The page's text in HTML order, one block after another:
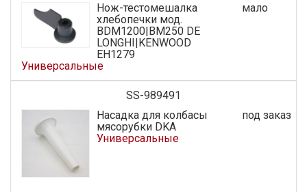
Нож-тестомешалка
хлебопечки мод.
BDM1200|BM250 DE
LONGHI|KENWOOD
EH1279
Универсальные
мало
SS-989491
Насадка для колбасы
мясорубки DKA
Универсальные
под заказ